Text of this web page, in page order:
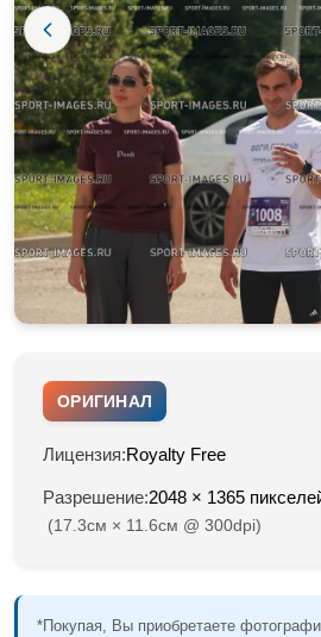
ОРИГИНАЛ
Лицензия:Royalty Free
Разрешение:2048 × 1365
(17.3см × 11.6см @ 300dpi)
*Покупая, Вы приобретаете